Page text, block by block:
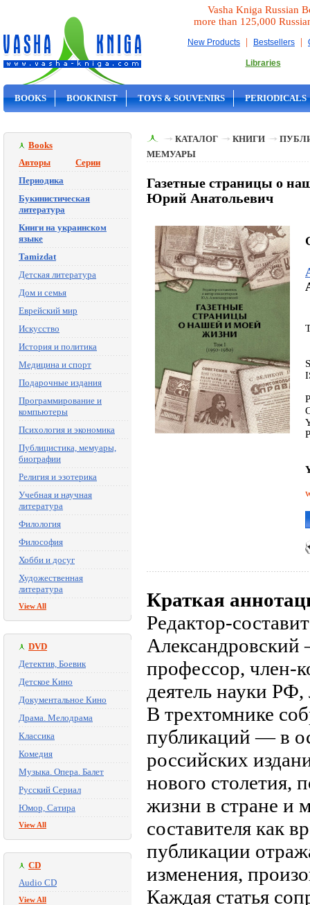
Vasha Kniga Russian
more than 125,000
New Products | Bestsellers |
Libraries
BOOKS BOOKINIST TOYS & SOUVENIRS PERIODICALS
Books
Авторы
Серии
Периодика
Букинистическая
литература
Книги на украинском
языке
Tamizdat
Детская литература
Дом и семья
Еврейский мир
Искусство
История и политика
Медицина и спорт
Подарочные издания
Программирование и
компьютеры
Психология и экономика
Публицистика, мемуары,
биографии
Религия и эзотерика
Учебная и научная
литература
Филология
Философия
Хобби и досуг
Художественная
литература
View All
DVD
Детектив, Боевик
Детское Кино
Документальное Кино
Драма. Мелодрама
Классика
Комедия
Музыка. Опера. Балет
Русский Сериал
Юмор, Сатира
View All
CD
Audio CD
View All
КАТАЛОГ КНИГИ
МЕМУАРЫ
Газетные страницы о
Юрий Анатольевич
Краткая
Редактор-
профессор, член-
деятель науки
В трехтомнике
публикаций — в
российских
нового столетия,
жизни в стране и
составителя как
публикации
изменения,
Каждая статья